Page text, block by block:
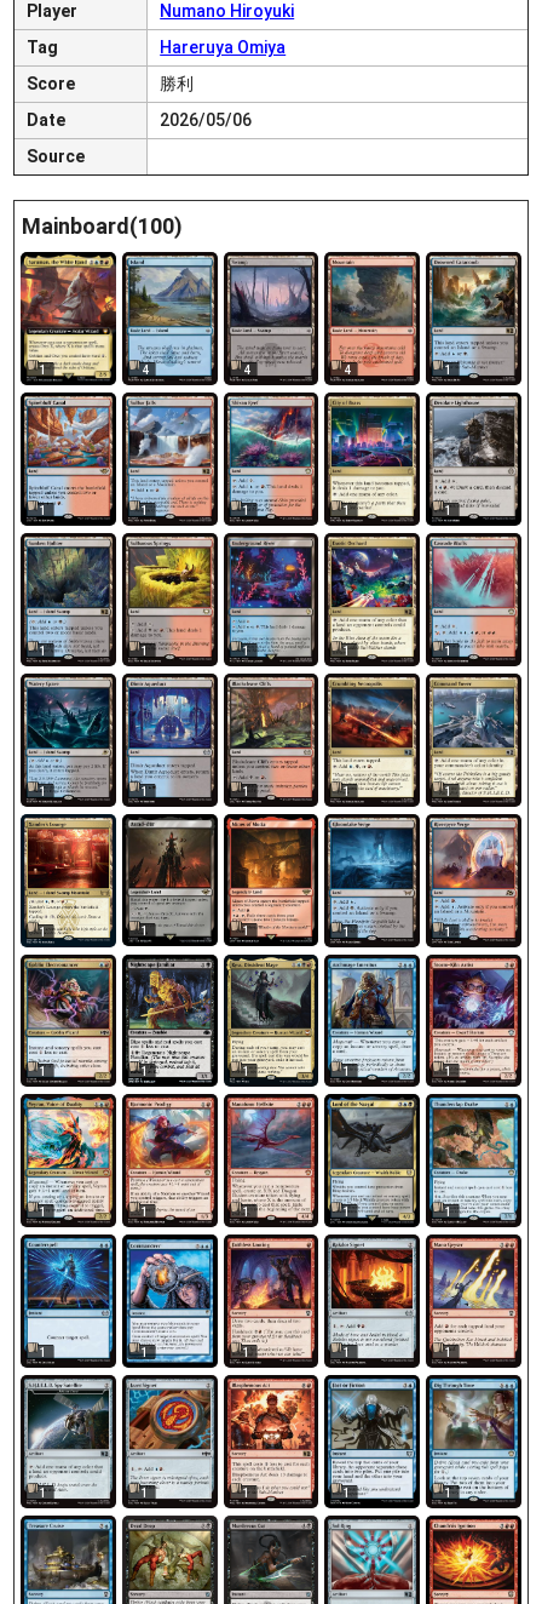
Player
Numano Hiroyuki
Tag
Hareruya Omiya
Score
勝利
Date
2026/05/06
Source
Mainboard(100)
1 4 4 4 1
1 1 1 1 1
1 1 1 1 1
1 1 1 1 1
1 1 1 1 1
1 1 1 1 1
1 1 1 1 1
1 1 1 1 1
1 1 1 1 1